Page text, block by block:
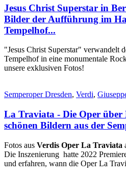
Jesus Christ Superstar in
Bilder der Aufführung im
Tempelhof...
"Jesus Christ Superstar" verwandelt
Tempelhof in eine monumentale
unsere exklusiven Fotos!
Semperoper Dresden, Verdi,
La Traviata - Die Oper über
schönen Bildern aus der
Fotos aus Verdis Oper La Traviata
Die Inszenierung hatte 2022
und erfahren, wann die Oper La